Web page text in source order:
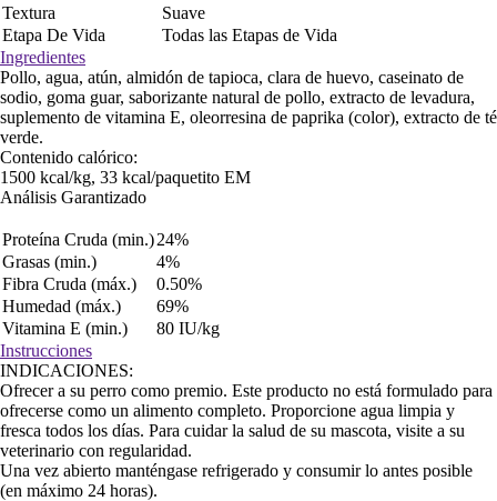
Textura
Suave
Etapa De Vida
Todas las Etapas de Vida
Ingredientes
Pollo, agua, atún, almidón de tapioca, clara de huevo, caseinato de
sodio, goma guar, saborizante natural de pollo, extracto de levadura,
suplemento de vitamina E, oleorresina de paprika (color), extracto de té
verde.
Contenido calórico:
1500 kcal/kg, 33 kcal/paquetito EM
Análisis Garantizado
Proteína Cruda (min.)24%
Grasas (min.)
4%
Fibra Cruda (máx.)
0.50%
Humedad (máx.)
69%
Vitamina E (min.)
80 IU/kg
Instrucciones
INDICACIONES:
Ofrecer a su perro como premio. Este producto no está formulado para
ofrecerse como un alimento completo. Proporcione agua limpia y
fresca todos los días. Para cuidar la salud de su mascota, visite a su
veterinario con regularidad.
Una vez abierto manténgase refrigerado y consumir lo antes posible
(en máximo 24 horas).